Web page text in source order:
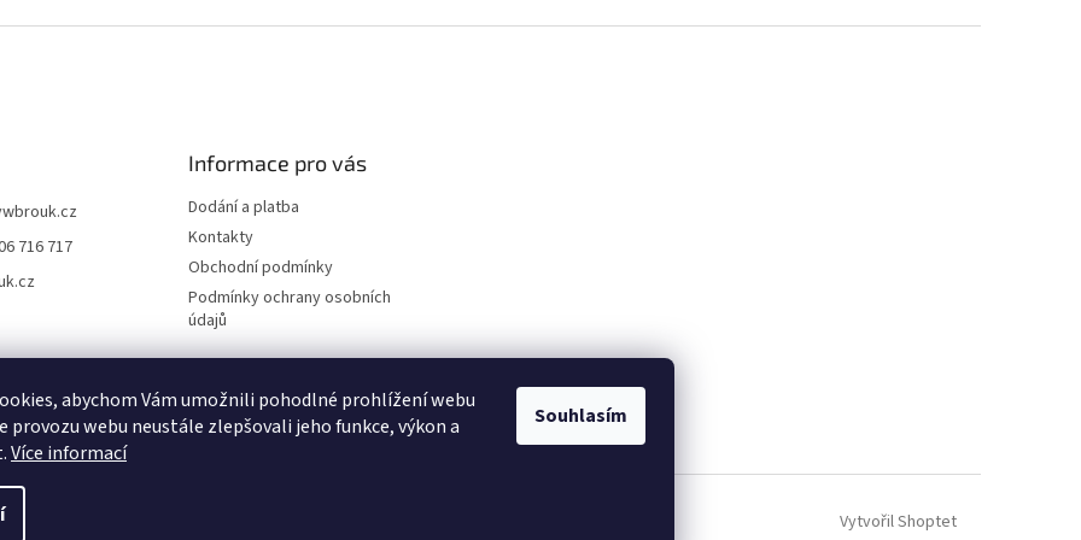
abychom Vám umožnili pohodlné prohlížení webu
provozu webu neustále zlepšovali jeho funkce, výkon a
Více informací
Souhlasím
716 717
Informace pro vás
Dodání a platba
Kontakty
Obchodní podmínky
Podmínky ochrany osobních
údajů
Vytvořil Shoptet